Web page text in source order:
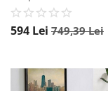
594 Lei 749,39Lei